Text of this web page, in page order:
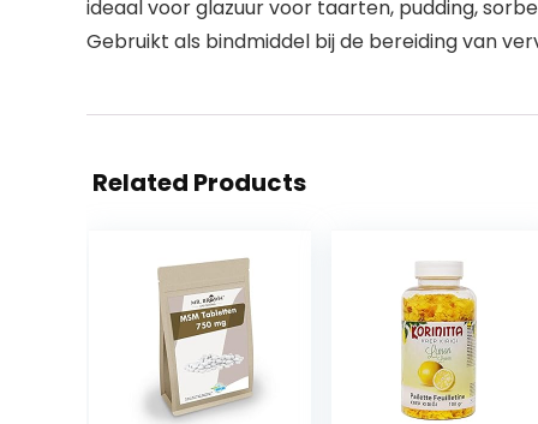
ideaal voor glazuur voor taarten, pudding,
Gebruikt als bindmiddel bij de bereiding van
Related Products